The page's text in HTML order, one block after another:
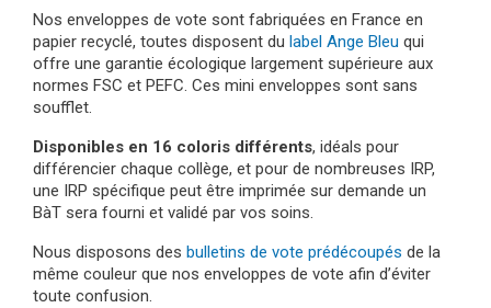
Nos enveloppes de vote sont fabriquées en France en
papier recyclé, toutes disposent du label Ange Bleu qui
offre une garantie écologique largement supérieure aux
normes FSC et PEFC. Ces mini enveloppes sont sans
soufflet.
Disponibles en 16 coloris différents, idéals pour
différencier chaque collège, et pour de nombreuses IRP,
une IRP spécifique peut être imprimée sur demande un
BàT sera fourni et validé par vos soins.
Nous disposons des bulletins de vote prédécoupés de la
même couleur que nos enveloppes de vote afin d’éviter
toute confusion.